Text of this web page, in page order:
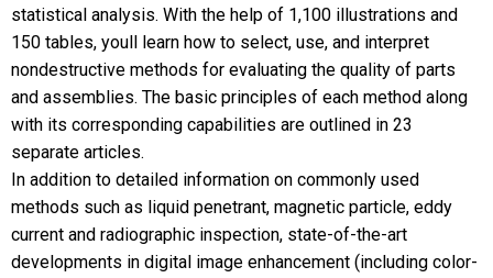
statistical analysis. With the help of 1,100 illustrations and
150 tables, youll learn how to select, use, and interpret
nondestructive methods for evaluating the quality of parts
and assemblies. The basic principles of each method along
with its corresponding capabilities are outlined in 23
separate articles.
In addition to detailed information on commonly used
methods such as liquid penetrant, magnetic particle, eddy
current and radiographic inspection, state-of-the-art
developments in digital image enhancement (including color-